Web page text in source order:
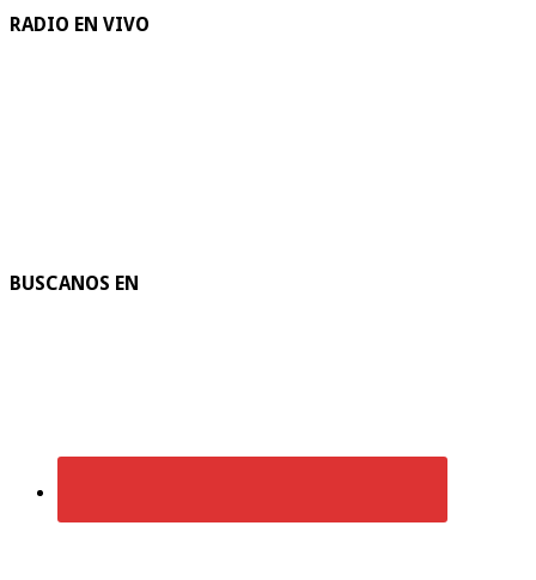
RADIO EN VIVO
BUSCANOS EN